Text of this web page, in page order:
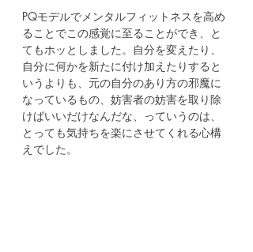
PQモデルでメンタルフィットネスを高め
ることでこの感覚に至ることができ、と
てもホッとしました。自分を変えたり、
自分に何かを新たに付け加えたりすると
いうよりも、元の自分のあり方の邪魔に
なっているもの、妨害者の妨害を取り除
けばいいだけなんだな、っていうのは、
とっても気持ちを楽にさせてくれる心構
えでした。